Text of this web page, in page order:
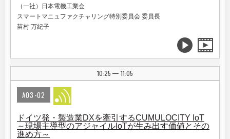
（一社）日本電機工業会
スマートマニュファクチャリング特別委員会 委員長
苗村 万紀子
10:25 | 11:05
A03-02
ドイツ発・製造業DXを牽引するCUMULOCITY IoT
～現場主導型のアジャイルIoTが生み出す価値とその
進め方～